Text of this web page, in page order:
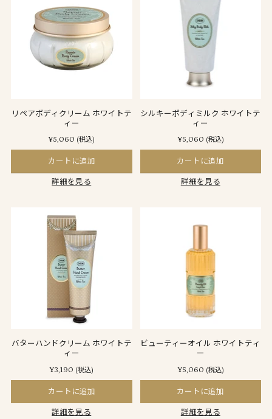
リペアボディクリーム ホワイトテ
ィー
¥5,060 (税込)
カートに追加
詳細を見る
シルキーボディミルク ホワイトテ
ィー
¥5,060 (税込)
カートに追加
詳細を見る
バターハンドクリーム ホワイトテ
ィー
¥3,190 (税込)
カートに追加
詳細を見る
ビューティーオイル ホワイトティ
ー
¥5,060 (税込)
カートに追加
詳細を見る